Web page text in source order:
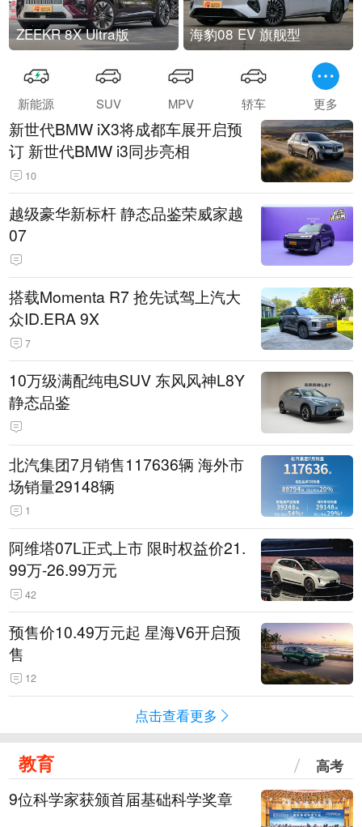
ZEEKR 8X Ultra版 海豹08 EV 旗舰型
新能源 SUV MPV 轿车 更多
新世代BMW iX3将成都车展开启预
订 新世代BMW i3同步亮相
10
越级豪华新标杆 静态品鉴荣威家越
07
搭载Momenta R7 抢先试驾上汽大
众ID.ERA 9X
7
10万级满配纯电SUV 东风风神L8Y
静态品鉴
北汽集团7月销售117636辆 海外市
场销量29148辆
1
阿维塔07L正式上市 限时权益价21.
99万-26.99万元
42
预售价10.49万元起 星海V6开启预
售
12
点击查看更多
教育 高考
9位科学家获颁首届基础科学奖章